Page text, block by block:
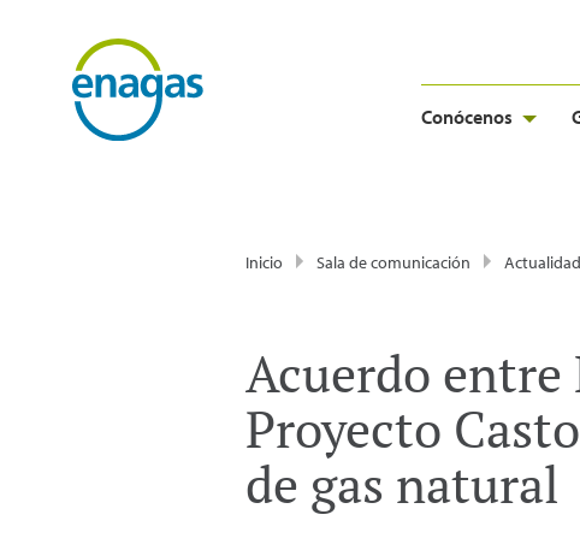
Conócenos
Inicio Sala de comunicación
Acuerdo entre
Proyecto
de gas natural